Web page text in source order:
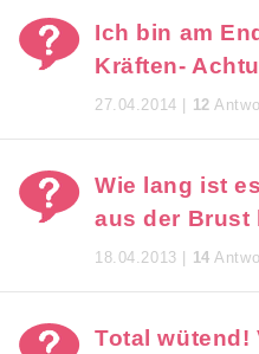
Ich bin am
Kräften-
27.04.2014 | 12
Wie lang ist
aus der Brust
18.04.2013 | 14
Total wütend!